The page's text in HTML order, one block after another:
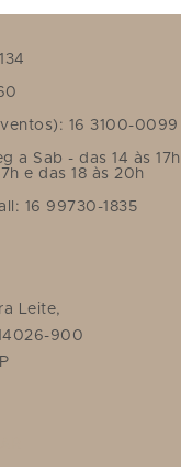
16 3100-0099
a Sab - das 14 às 17h
e das 18 às 20h
16 99730-1835
Leite,
900